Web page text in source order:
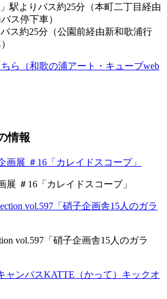
駅よりバス約25分（本町二丁目経由
ス停下車）
ス約25分（公園前経由新和歌浦行
ら（和歌の浦アート・キューブweb
情報
展 ＃16「カレイドスコープ」
vol.597「硝子企画舎15人のガラ